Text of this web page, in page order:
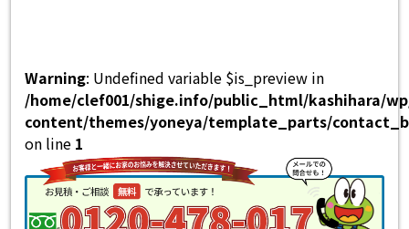
Warning: Undefined variable $is_preview in
/home/clef001/shige.info/public_html/kashihara/
content/themes/yoneya/template_parts/
on line 1